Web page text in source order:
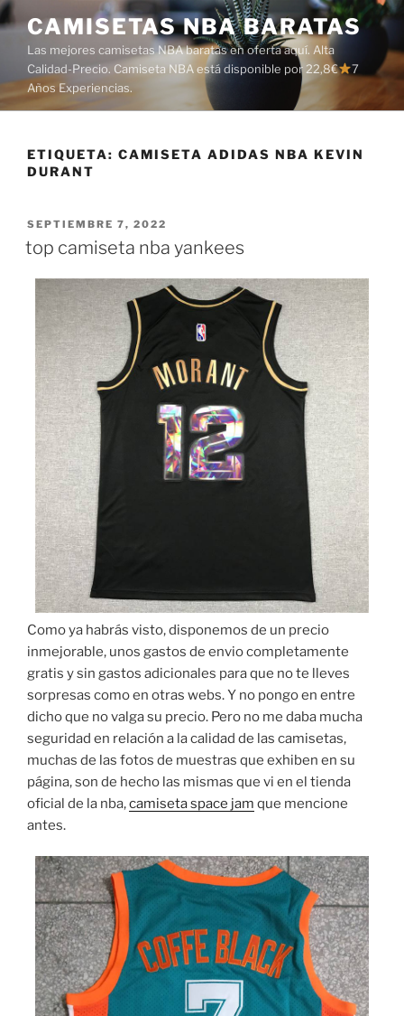
Saltar
al
contenido
CAMISETAS NBA BARATAS
Las mejores camisetas NBA baratas en oferta aquí. Alta
Calidad-Precio. Camiseta NBA está disponible por 22,8€
7
Años Experiencias.
ETIQUETA: CAMISETA ADIDAS NBA KEVIN
DURANT
PUBLICADO
EL
SEPTIEMBRE 7, 2022
top camiseta nba yankees
Como ya habrás visto, disponemos de un precio
inmejorable, unos gastos de envio completamente
gratis y sin gastos adicionales para que no te lleves
sorpresas como en otras webs. Y no pongo en entre
dicho que no valga su precio. Pero no me daba mucha
seguridad en relación a la calidad de las camisetas,
muchas de las fotos de muestras que exhiben en su
página, son de hecho las mismas que vi en el tienda
oficial de la nba,camiseta space jam que mencione
antes.